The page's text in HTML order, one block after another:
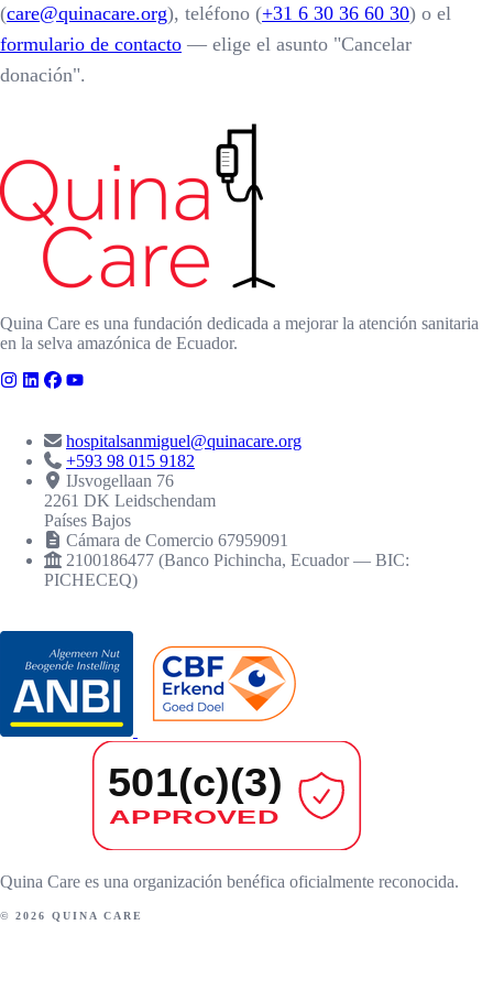
(care@quinacare.org), teléfono (+31 6 30 36 60 30) o el
formulario de contacto — elige el asunto "Cancelar
donación".
Quina Care es una fundación dedicada a mejorar la atención sanitaria
en la selva amazónica de Ecuador.
hospitalsanmiguel@quinacare.org
+593 98 015 9182
IJsvogellaan 76
2261 DK Leidschendam
Países Bajos
Cámara de Comercio 67959091
2100186477 (Banco Pichincha, Ecuador — BIC:
PICHECEQ)
Quina Care es una organización benéfica oficialmente reconocida.
© 2026 QUINA CARE